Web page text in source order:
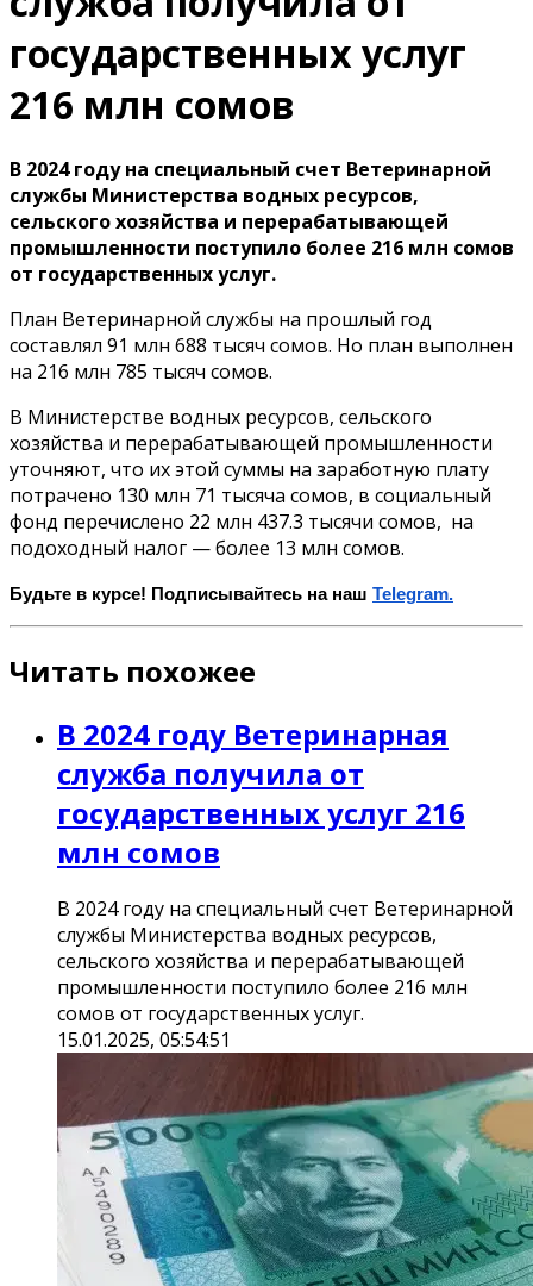
государственных услуг
216 млн сомов
В 2024 году на специальный счет Ветеринарной
службы Министерства водных ресурсов,
сельского хозяйства и перерабатывающей
промышленности поступило более 216 млн сомов
от государственных услуг.
План Ветеринарной службы на прошлый год
составлял 91 млн 688 тысяч сомов. Но план выполнен
на 216 млн 785 тысяч сомов.
В Министерстве водных ресурсов, сельского
хозяйства и перерабатывающей промышленности
уточняют, что их этой суммы на заработную плату
потрачено 130 млн 71 тысяча сомов, в социальный
фонд перечислено 22 млн 437.3 тысячи сомов, на
подоходный налог — более 13 млн сомов.
Будьте в курсе! Подписывайтесь на наш Telegram.
Читать похожее
В 2024 году Ветеринарная
служба получила от
государственных услуг 216
млн сомов
В 2024 году на специальный счет Ветеринарной
службы Министерства водных ресурсов,
сельского хозяйства и перерабатывающей
промышленности поступило более 216 млн
сомов от государственных услуг.
15.01.2025, 05:54:51